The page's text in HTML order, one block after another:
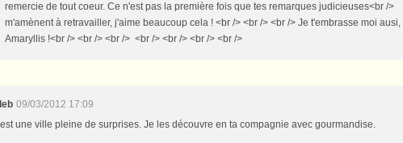
remercie de tout coeur. Ce n'est pas la première fois que tes remarques judicieuses<br />
m'amènent à retravailler, j'aime beaucoup cela ! <br /> <br /> <br /> Je t'embrasse moi ausi,
Amaryllis !<br /> <br /> <br /> <br /> <br /> <br /> <br />
09/03/2012 17:09
une ville pleine de surprises. Je les découvre en ta compagnie avec gourmandise.